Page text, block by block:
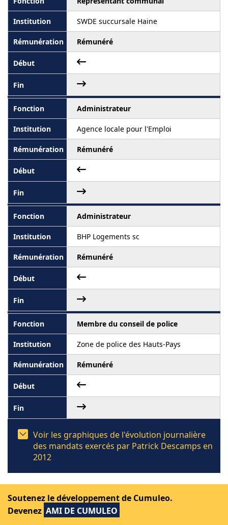
SWDE succursale Haine
Rémunéré
Administrateur
Agence locale pour l'Emploi
Rémunéré
Administrateur
BHP Logements sc
Rémunéré
Membre du conseil de police
Zone de police des Hauts-Pays
Rémunéré
Voir les graphiques de l'évolution journalière
des mandats exercés par Patrick Descamps en
2012
Soutenez le développement de Cumuleo.
Devenez AMI DE CUMULEO